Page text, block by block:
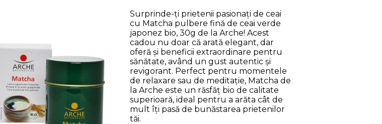
Surprinde-ți prietenii pasionați de ceai
cu Matcha pulbere fină de ceai verde
japonez bio, 30g de la Arche! Acest
cadou nu doar că arată elegant, dar
oferă și beneficii extraordinare pentru
sănătate, având un gust autentic și
revigorant. Perfect pentru momentele
de relaxare sau de meditație, Matcha de
la Arche este un răsfăț bio de calitate
superioară, ideal pentru a arăta cât de
mult îți pasă de bunăstarea prietenilor
tăi.